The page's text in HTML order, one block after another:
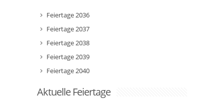
Feiertage 2036
Feiertage 2037
Feiertage 2038
Feiertage 2039
Feiertage 2040
Aktuelle Feiertage